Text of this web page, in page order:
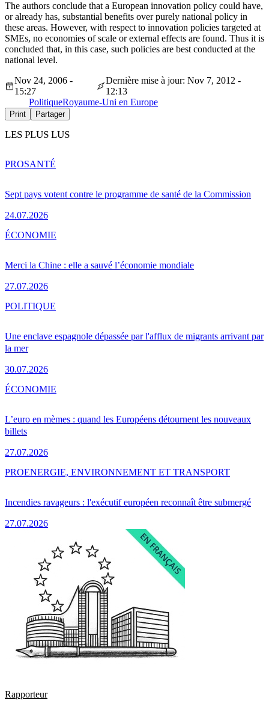
The authors conclude that a European innovation policy could have,
or already has, substantial benefits over purely national policy in
these areas. However, with respect to innovation policies targeted at
SMEs, no economies of scale or external effects are found. Thus it is
concluded that, in this case, such policies are best conducted at the
national level.
Nov 24, 2006 -
15:27
Dernière mise à jour: Nov 7, 2012 -
12:13
PolitiqueRoyaume-Uni en Europe
Print Partager
LES PLUS LUS
Sept pays votent contre le programme de santé de la Commission
24.07.2026
PROSANTÉ
Merci la Chine : elle a sauvé l’économie mondiale
27.07.2026
ÉCONOMIE
Une enclave espagnole dépassée par l'afflux de migrants arrivant par
la mer
30.07.2026
POLITIQUE
L’euro en mèmes : quand les Européens détournent les nouveaux
billets
27.07.2026
ÉCONOMIE
Incendies ravageurs : l'exécutif européen reconnaît être submergé
27.07.2026
PROENERGIE, ENVIRONNEMENT ET TRANSPORT
Rapporteur